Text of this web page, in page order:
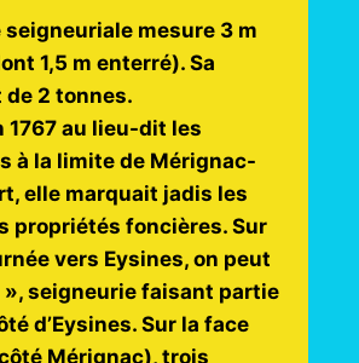
seigneuriale mesure 3 m
1,5 m enterré). Sa
de 2 tonnes.
1767 au lieu-dit les
à la limite de Mérignac-
elle marquait jadis les
propriétés foncières. Sur
vers Eysines, on peut
», seigneurie faisant partie
d’Eysines. Sur la face
Mérignac), trois